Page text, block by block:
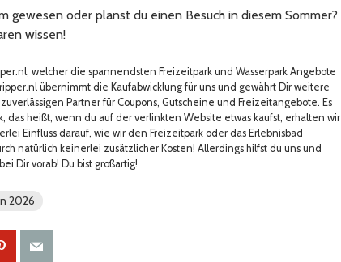
gewesen oder planst du einen Besuch in diesem Sommer?
wissen!
welcher die spannendsten Freizeitpark und Wasserpark Angebote
übernimmt die Kaufabwicklung für uns und gewährt Dir weitere
Partner für Coupons, Gutscheine und Freizeitangebote. Es
das heißt, wenn du auf der verlinkten Website etwas kaufst, erhalten wir
Einfluss darauf, wie wir den Freizeitpark oder das Erlebnisbad
natürlich keinerlei zusätzlicher Kosten! Allerdings hilfst du uns und
Dir vorab! Du bist großartig!
2026